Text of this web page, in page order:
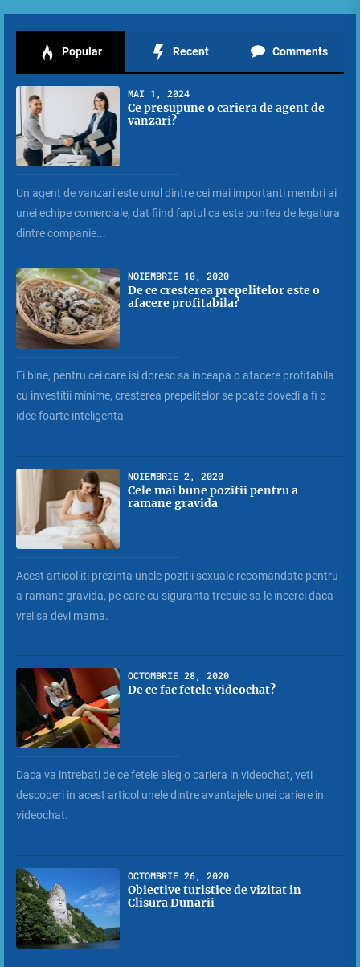
Popular Recent Comments
MAI 1, 2024
Ce presupune o cariera de agent de
vanzari?
Un agent de vanzari este unul dintre cei mai importanti membri ai
unei echipe comerciale, dat fiind faptul ca este puntea de legatura
dintre companie...
NOIEMBRIE 10, 2020
De ce cresterea prepelitelor este o
afacere profitabila?
Ei bine, pentru cei care isi doresc sa inceapa o afacere profitabila
cu investitii minime, cresterea prepelitelor se poate dovedi a fi o
idee foarte inteligenta
NOIEMBRIE 2, 2020
Cele mai bune pozitii pentru a
ramane gravida
Acest articol iti prezinta unele pozitii sexuale recomandate pentru
a ramane gravida, pe care cu siguranta trebuie sa le incerci daca
vrei sa devi mama.
OCTOMBRIE 28, 2020
De ce fac fetele videochat?
Daca va intrebati de ce fetele aleg o cariera in videochat, veti
descoperi in acest articol unele dintre avantajele unei cariere in
videochat.
OCTOMBRIE 26, 2020
Obiective turistice de vizitat in
Clisura Dunarii